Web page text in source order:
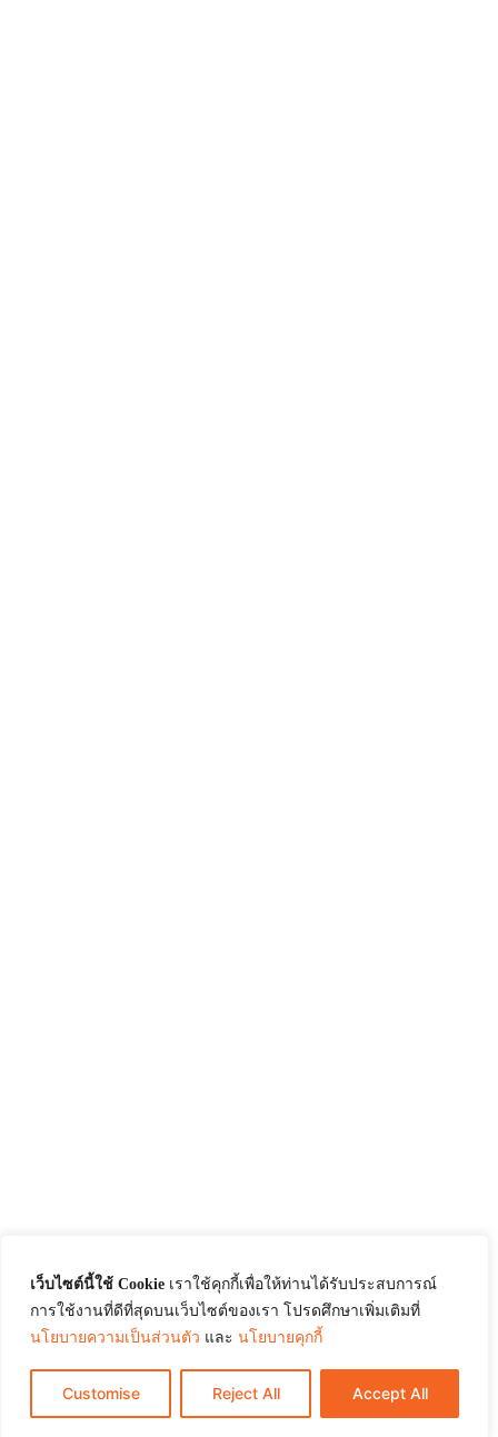
เว็บไซต์นี้ใช้ Cookie เราใช้คุกกี้เพื่อให้ท่านได้รับประสบการณ์
การใช้งานที่ดีที่สุดบนเว็บไซต์ของเรา โปรดศึกษาเพิ่มเติมที่
นโยบายความเป็นส่วนตัว และ นโยบายคุกกี้
Customise Reject All Accept All